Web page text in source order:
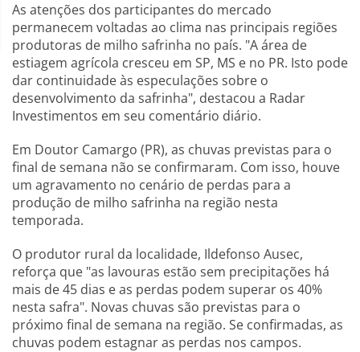
As atenções dos participantes do mercado
permanecem voltadas ao clima nas principais regiões
produtoras de milho safrinha no país. "A área de
estiagem agrícola cresceu em SP, MS e no PR. Isto pode
dar continuidade às especulações sobre o
desenvolvimento da safrinha", destacou a Radar
Investimentos em seu comentário diário.
Em Doutor Camargo (PR), as chuvas previstas para o
final de semana não se confirmaram. Com isso, houve
um agravamento no cenário de perdas para a
produção de milho safrinha na região nesta
temporada.
O produtor rural da localidade, Ildefonso Ausec,
reforça que "as lavouras estão sem precipitações há
mais de 45 dias e as perdas podem superar os 40%
nesta safra". Novas chuvas são previstas para o
próximo final de semana na região. Se confirmadas, as
chuvas podem estagnar as perdas nos campos.